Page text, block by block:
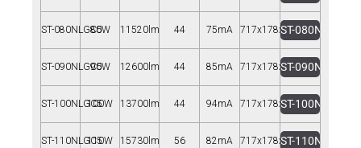
ST-080NLGC5
80W 11520lm 44 75mA 717x178x99ST-080NLGC5
ST-090NLGC5
90W 12600lm 44 85mA 717x178x99ST-090NLGC5
ST-100NLGC5
100W 13700lm 44 94mA 717x178x99ST-100NLGC5
ST-110NLGC5
110W 15730lm 56 82mA 717x178x99ST-110NLGC5